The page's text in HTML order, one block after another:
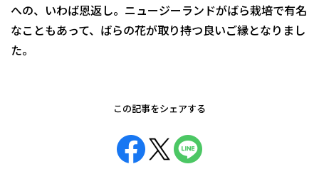
への、いわば恩返し。ニュージーランドがばら栽培で有名
なこともあって、ばらの花が取り持つ良いご縁となりまし
た。
この記事をシェアする